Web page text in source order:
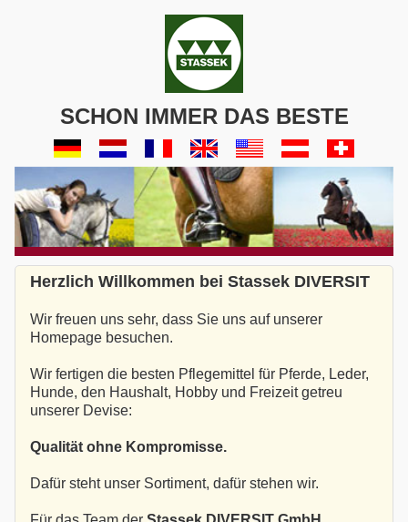
SCHON IMMER DAS BESTE
Herzlich Willkommen bei Stassek DIVERSIT
Wir freuen uns sehr, dass Sie uns auf unserer
Homepage besuchen.
Wir fertigen die besten Pflegemittel für Pferde, Leder,
Hunde, den Haushalt, Hobby und Freizeit getreu
unserer Devise:
Qualität ohne Kompromisse.
Dafür steht unser Sortiment, dafür stehen wir.